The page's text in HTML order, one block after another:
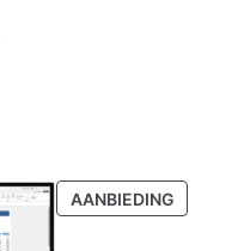
AANBIEDING
IN